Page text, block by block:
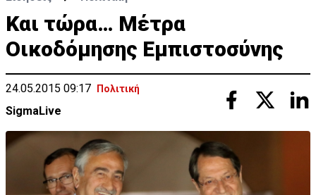
Και τώρα… Μέτρα
Οικοδόμησης Εμπιστοσύνης
24.05.2015 09:17 Πολιτική
SigmaLive